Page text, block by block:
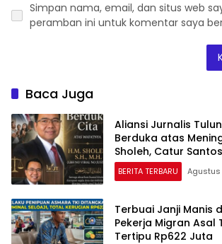
Simpan nama, email, dan situs web
peramban ini untuk komentar saya
Baca Juga
Aliansi Jurnalis
Berduka atas
Sholeh, Catur
Pejuang Keadilan
BERITA TERBARU Agustus
Terbuai Janji Manis
Pekerja Migran Asal
Tertipu Rp622 Juta